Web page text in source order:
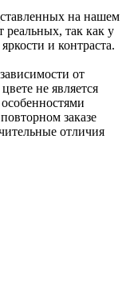
на нашем
реальных, так как у
и контраста.
от
не является
заказе
отличия